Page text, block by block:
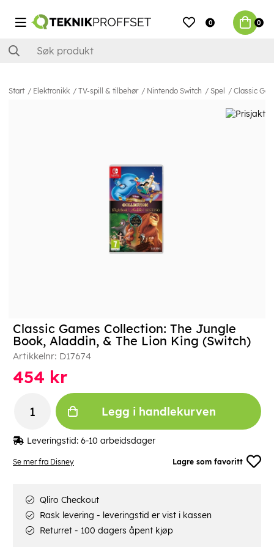
0 0
Start Elektronikk TV-spill & tilbehør Nintendo Switch Spel Classic
Se mer fra Disney Lagre som favoritt
Classic Games Collection: The Jungle
Book, Aladdin, & The Lion King (Switch)
Artikkelnr: D17674
454 kr
Legg i handlekurven
Leveringstid: 6-10 arbeidsdager
Qliro Checkout
Rask levering - leveringstid er vist i kassen
Returret - 100 dagers åpent kjøp